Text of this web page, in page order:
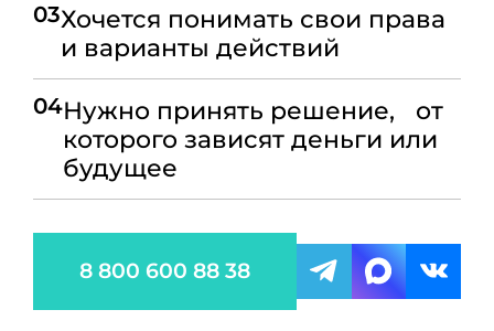
03Хочется понимать свои права
и варианты действий
04Нужно принять решение, от
которого зависят деньги или
будущее
8 800 600 88 38